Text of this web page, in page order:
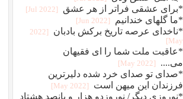
*برای عشقی فراتر از هر عشق [2022 Jul]
*ما گلهای خندانیم [2022 Jun]
*ناخدای عرصه تاریخ برکش بادبان
[2022
May]
*عاقبت ملت شما را ای فقیهان
می....
[2022 May]
*صدای تو صدای خرد شده دلیرترین
فرزندان این میهن است
[2022 May]
*نوروزی دیگر/ نوروزدو هزار و پانصد هشتاد